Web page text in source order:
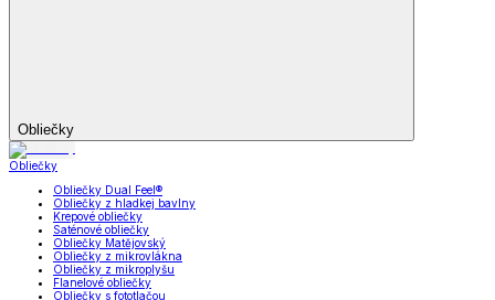
Obliečky
Obliečky
Obliečky Dual Feel®
Obliečky z hladkej bavlny
Krepové obliečky
Saténové obliečky
Obliečky Matějovský
Obliečky z mikrovlákna
Obliečky z mikroplyšu
Flanelové obliečky
Obliečky s fototlačou